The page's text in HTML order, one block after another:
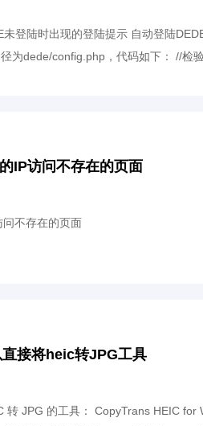
登陆时出现的登陆提示 自动登陆
为dede/config.php，代码如下： //检
IP访问不存在的页面
不存在的页面
接将heic转JPG工具
转 JPG 的工具： CopyTrans HEIC